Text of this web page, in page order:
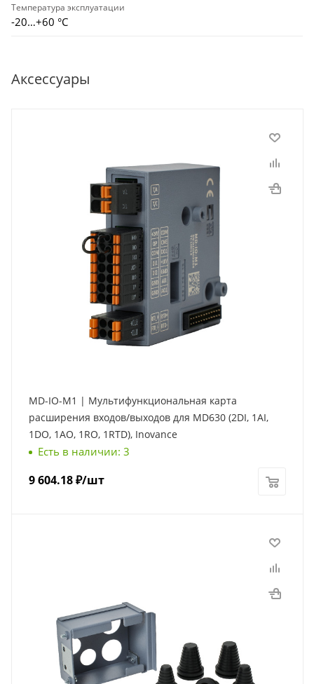
Температура эксплуатации
-20…+60 °С
Аксессуары
MD-IO-M1 | Мультифункциональная карта
расширения входов/выходов для MD630 (2DI, 1AI,
1DO, 1AO, 1RO, 1RTD), Inovance
Есть в наличии: 3
9 604.18₽/шт